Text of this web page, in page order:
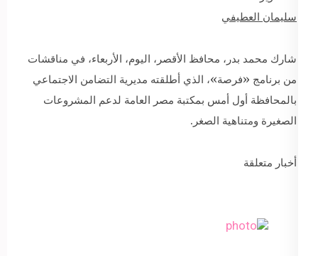
سليمان العطيفي
شارك محمد بدر، محافظ الأقصر، اليوم، الأربعاء، في مناقشات
من برنامج «فرصة»، الذي أطلقته مديرية التضامن الاجتماعي
بالمحافظة أول أمس بمكتبة مصر العامة لدعم المشروعات
الصغيرة ومتناهية الصغر.
أخبار متعلقة